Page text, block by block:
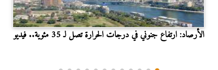
الأرصاد: ارتفاع جنوني في درجات الحرارة تصل لـ 35 مئوية.. فيديو